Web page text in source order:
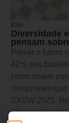
ESG
Diversidade
pensam
Prever o futuro
42% dos
como chave
comprovam
SXSW 2025,
diferencial